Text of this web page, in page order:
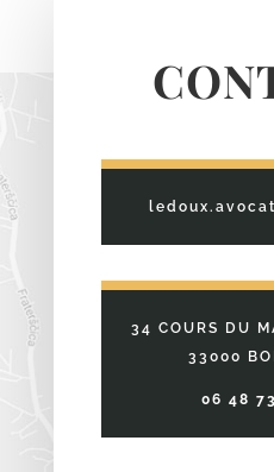
34 COURS DU
33000
06 48